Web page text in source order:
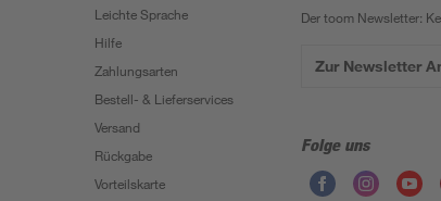
Leichte Sprache
Hilfe
Zahlungsarten
Bestell- & Lieferservices
Versand
Rückgabe
Vorteilskarte
Der toom Newsletter:
Zur Newsletter
Folge uns